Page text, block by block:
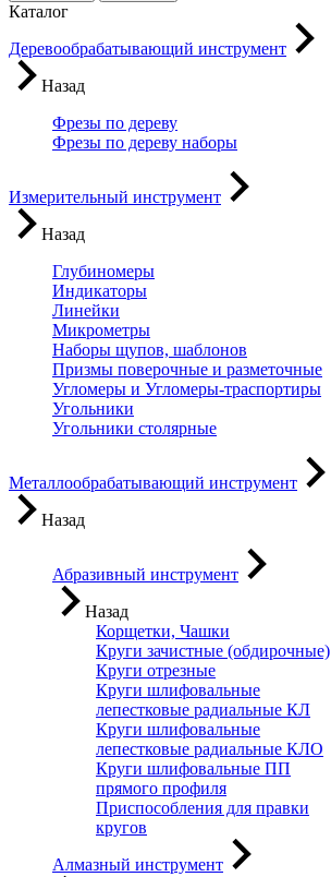
Каталог
Деревообрабатывающий инструмент
Назад
Фрезы по дереву
Фрезы по дереву наборы
Измерительный инструмент
Назад
Глубиномеры
Индикаторы
Линейки
Микрометры
Наборы щупов, шаблонов
Призмы поверочные и разметочные
Угломеры и Угломеры-траспортиры
Угольники
Угольники столярные
Металлообрабатывающий инструмент
Назад
Абразивный инструмент
Назад
Корщетки, Чашки
Круги зачистные (обдирочные)
Круги отрезные
Круги шлифовальные
лепестковые радиальные КЛ
Круги шлифовальные
лепестковые радиальные КЛО
Круги шлифовальные ПП
прямого профиля
Приспособления для правки
кругов
Алмазный инструмент